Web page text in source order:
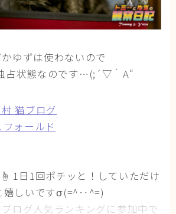
ゆずは使わないので
占状態なのです…(;´▽｀A“
☝ 1日1回ポチッと！していただけ
嬉しいですσ(=^‥^=)
ブログ人気ランキングに参加中で